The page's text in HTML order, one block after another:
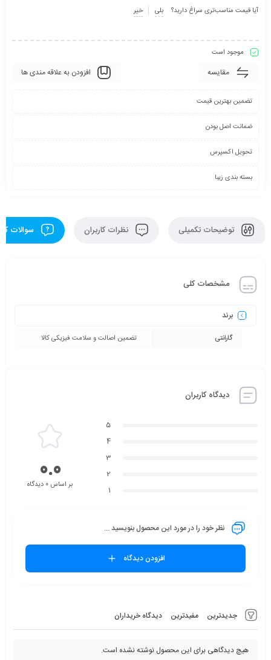
آیا قیمت مناسب‌تری سراغ دارید؟ بلی خیر
موجود است
مقایسه افزودن به علاقه مندی ها
تضمین بهترین قیمت
ضمانت اصل بودن
تحویل اکسپرس
بسته بندی زیبا
توضیحات تکمیلی نظرات کاربران سوالات
مشخصات کلی
برند
گارانتی تضمین اصالت و سلامت فیزیکی کالا
دیدگاه کاربران
جدیدترین مفیدترین دیدگاه خریداران
هیچ دیدگاهی برای این محصول نوشته نشده است.
5
4
3
2
1
0.0بر اساس 0 دیدگاه
نظر خود را در مورد این محصول بنویسید ...
افزودن دیدگاه